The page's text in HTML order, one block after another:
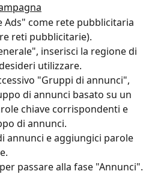
Ads" come rete pubblicitaria
reti pubblicitarie).
inserisci la regione di
utilizzare.
"Gruppi di annunci",
di annunci basato su un
chiave corrispondenti e
di annunci.
annunci e aggiungici parole
passare alla fase "Annunci".